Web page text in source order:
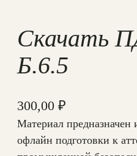
Скачать
Б.6.5
300,00 ₽
Материал предназначен
офлайн подготовки к